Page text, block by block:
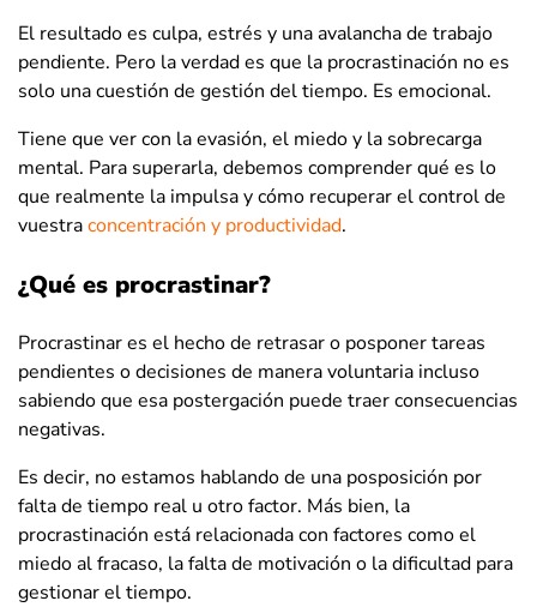
El resultado es culpa, estrés y una avalancha de trabajo
pendiente. Pero la verdad es que la procrastinación no es
solo una cuestión de gestión del tiempo. Es emocional.
Tiene que ver con la evasión, el miedo y la sobrecarga
mental. Para superarla, debemos comprender qué es lo
que realmente la impulsa y cómo recuperar el control de
vuestraconcentración y productividad.
¿Qué es procrastinar?
Procrastinar es el hecho de retrasar o posponer tareas
pendientes o decisiones de manera voluntaria incluso
sabiendo que esa postergación puede traer consecuencias
negativas.
Es decir, no estamos hablando de una posposición por
falta de tiempo real u otro factor. Más bien, la
procrastinación está relacionada con factores como el
miedo al fracaso, la falta de motivación o la dificultad para
gestionar el tiempo.